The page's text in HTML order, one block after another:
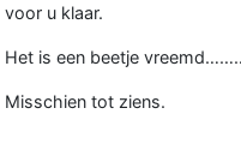
voor u klaar.
Het is een beetje
Misschien tot ziens.